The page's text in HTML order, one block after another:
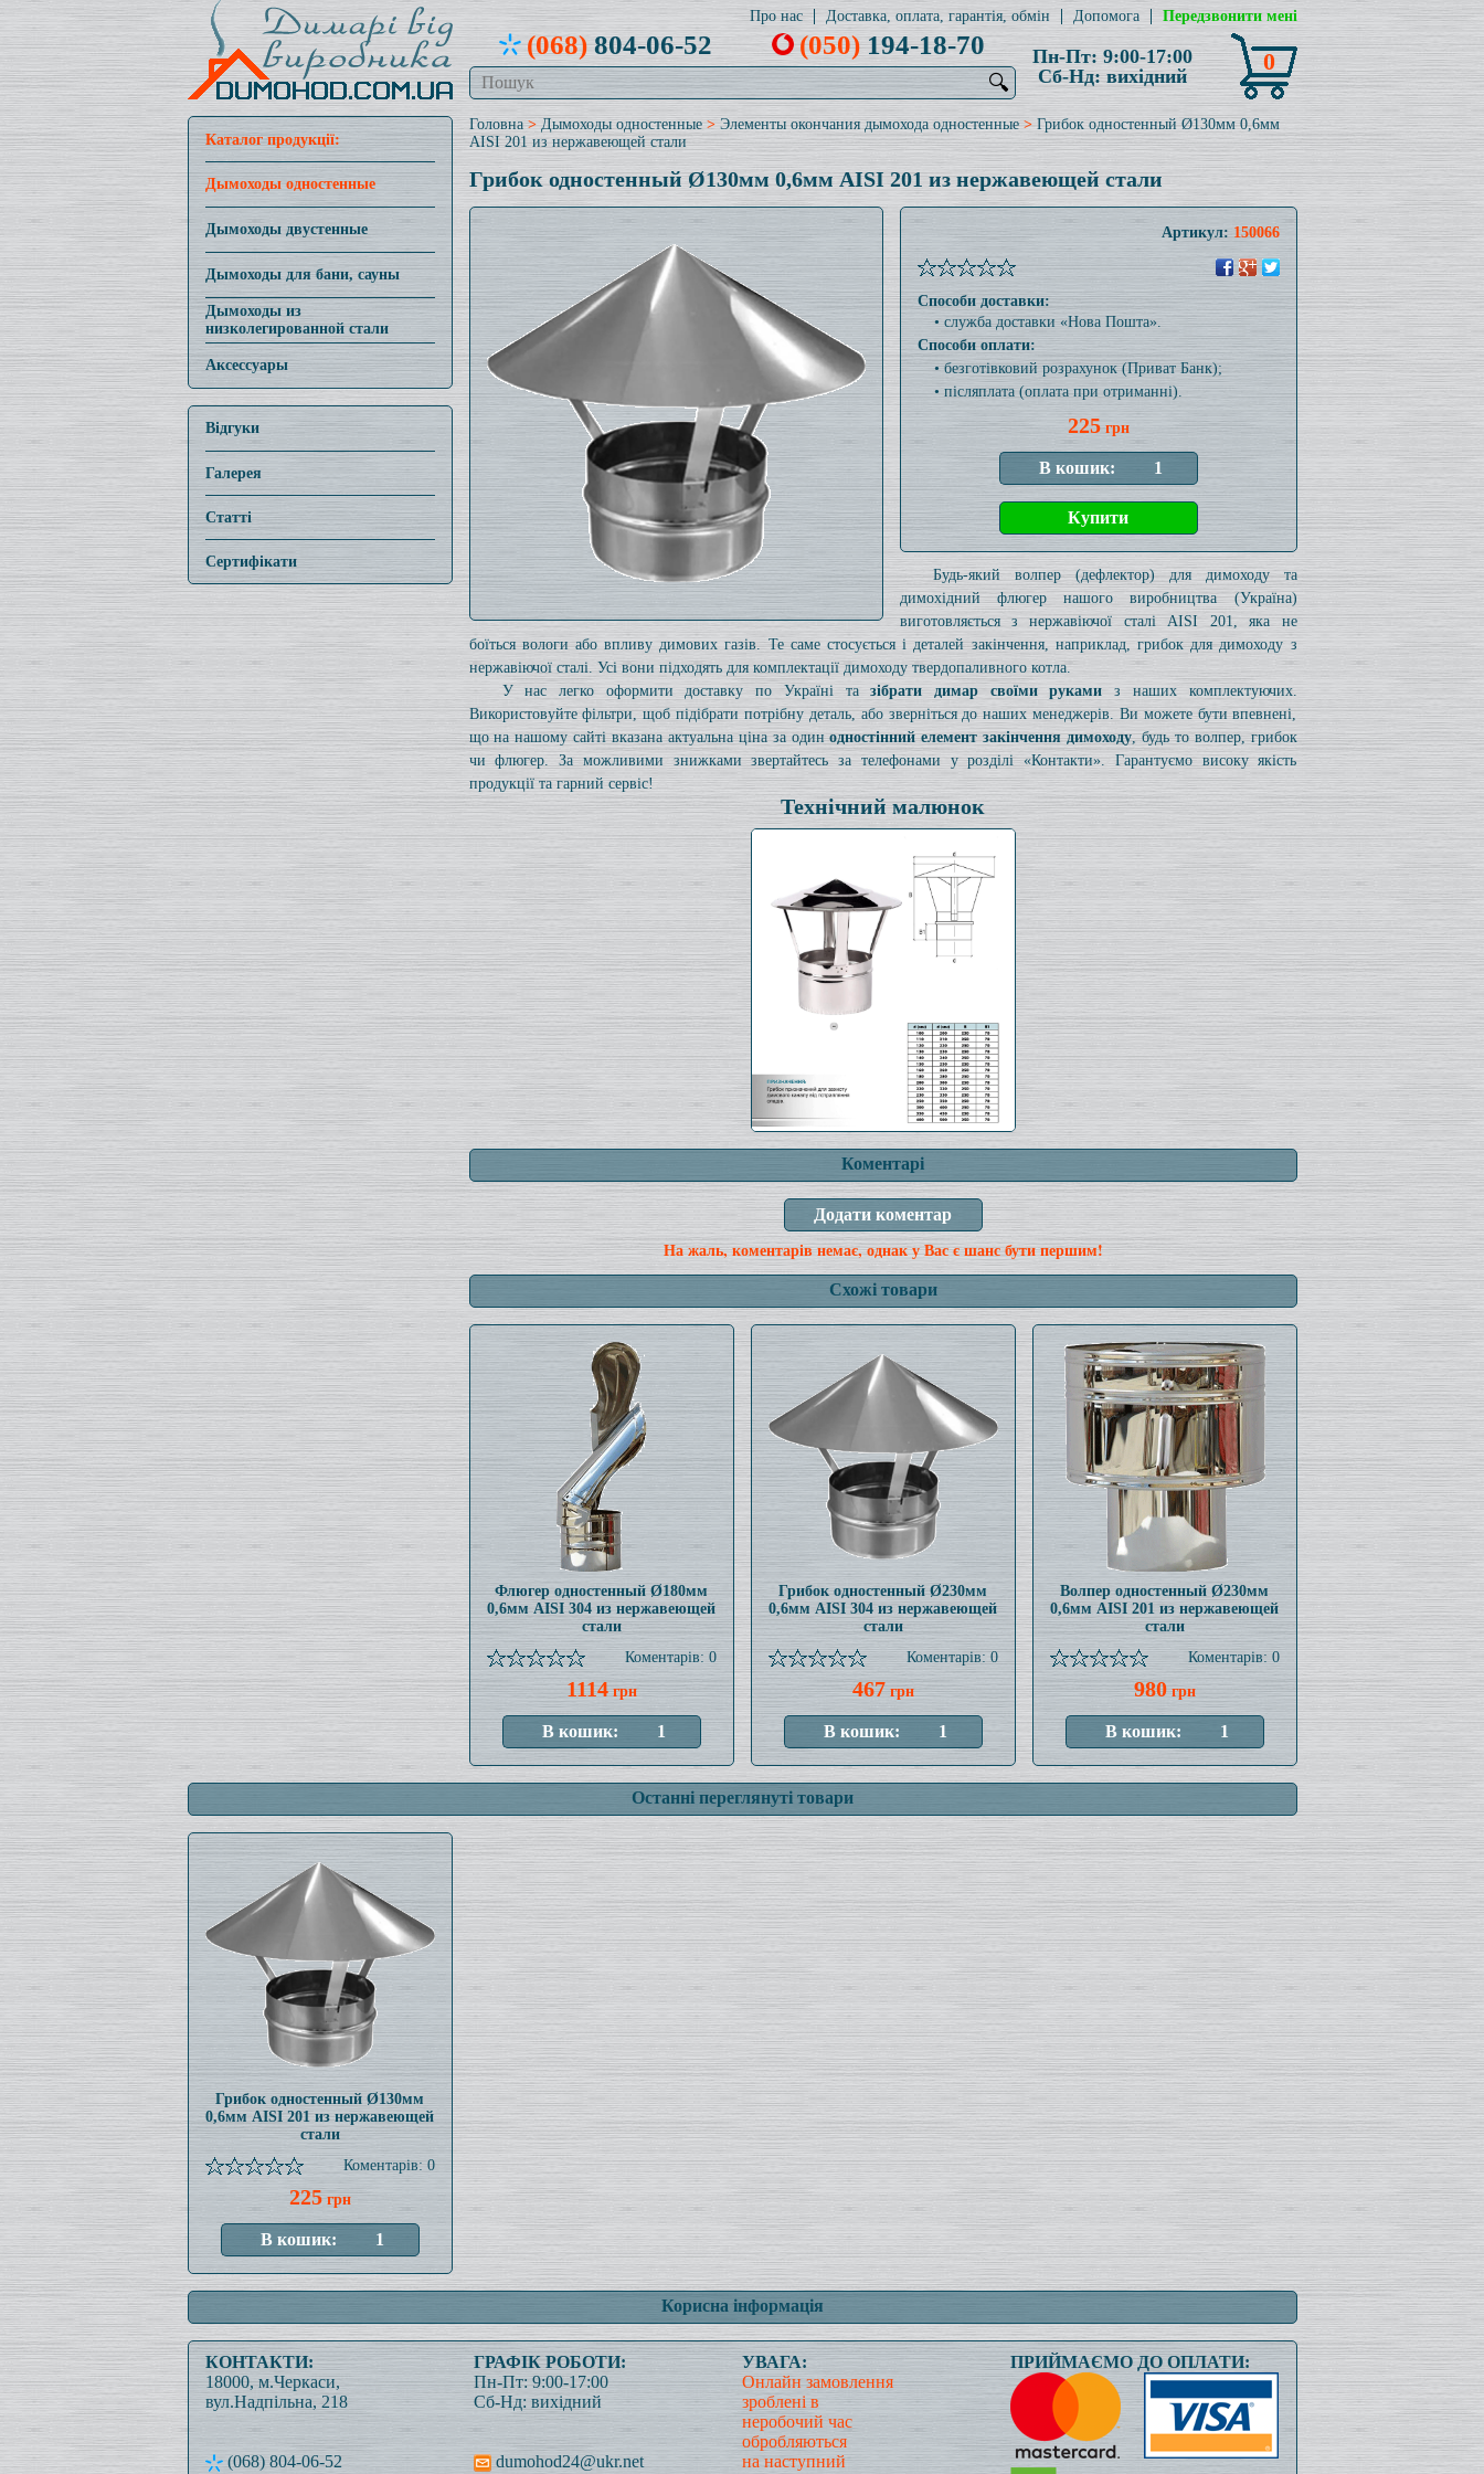
Про нас Доставка, оплата, гарантія, обмін Допомога Передзвонити мені
(068)804-06-52 (050)194-18-70
🔍
Пн-Пт: 9:00-17:00
Сб-Нд: вихідний
0
Каталог продукції:
Дымоходы одностенные
Дымоходы двустенные
Дымоходы для бани, сауны
Дымоходы из
низколегированной стали
Аксессуары
Відгуки
Галерея
Статті
Сертифікати
Головна> Дымоходы одностенные> Элементы окончания дымохода одностенные>Грибок одностенный Ø130мм 0,6мм
AISI 201 из нержавеющей стали
Грибок одностенный Ø130мм 0,6мм AISI 201 из нержавеющей стали
Артикул:150066
Способи доставки:
• служба доставки «Нова Пошта».
Способи оплати:
• безготівковий розрахунок (Приват Банк);
• післяплата (оплата при отриманні).
225грн
Будь-який волпер (дефлектор) для димоходу та
димохідний флюгер нашого виробництва (Україна)
виготовляється з нержавіючої сталі AISI 201, яка не
боїться вологи або впливу димових газів. Те саме стосується і деталей закінчення, наприклад, грибок для димоходу з
нержавіючої сталі. Усі вони підходять для комплектації димоходу твердопаливного котла.
У нас легко оформити доставку по Україні тазібрати димар своїми руками з наших комплектуючих.
Використовуйте фільтри, щоб підібрати потрібну деталь, або зверніться до наших менеджерів. Ви можете бути впевнені,
що на нашому сайті вказана актуальна ціна за одинодностінний елемент закінчення димоходу, будь то волпер, грибок
чи флюгер. За можливими знижками звертайтесь за телефонами у розділі «Контакти». Гарантуємо високу якість
продукції та гарний сервіс!
Технічний малюнок
Коментарі
На жаль, коментарів немає, однак у Вас є шанс бути першим!
Схожі товари
Флюгер одностенный Ø180мм
0,6мм AISI 304 из нержавеющей
стали
Коментарів: 0
1114грн
Грибок одностенный Ø230мм
0,6мм AISI 304 из нержавеющей
стали
Коментарів: 0
467грн
Волпер одностенный Ø230мм
0,6мм AISI 201 из нержавеющей
стали
Коментарів: 0
980грн
Останні переглянуті товари
Грибок одностенный Ø130мм
0,6мм AISI 201 из нержавеющей
стали
Коментарів: 0
225грн
Корисна інформація
КОНТАКТИ:
18000, м.Черкаси,
вул.Надпільна, 218
(068) 804-06-52
ГРАФІК РОБОТИ:
Пн-Пт: 9:00-17:00
Сб-Нд: вихідний
dumohod24@ukr.net
УВАГА:
Онлайн замовлення
зроблені в
неробочий час
обробляються
на наступний
ПРИЙМАЄМО ДО ОПЛАТИ: